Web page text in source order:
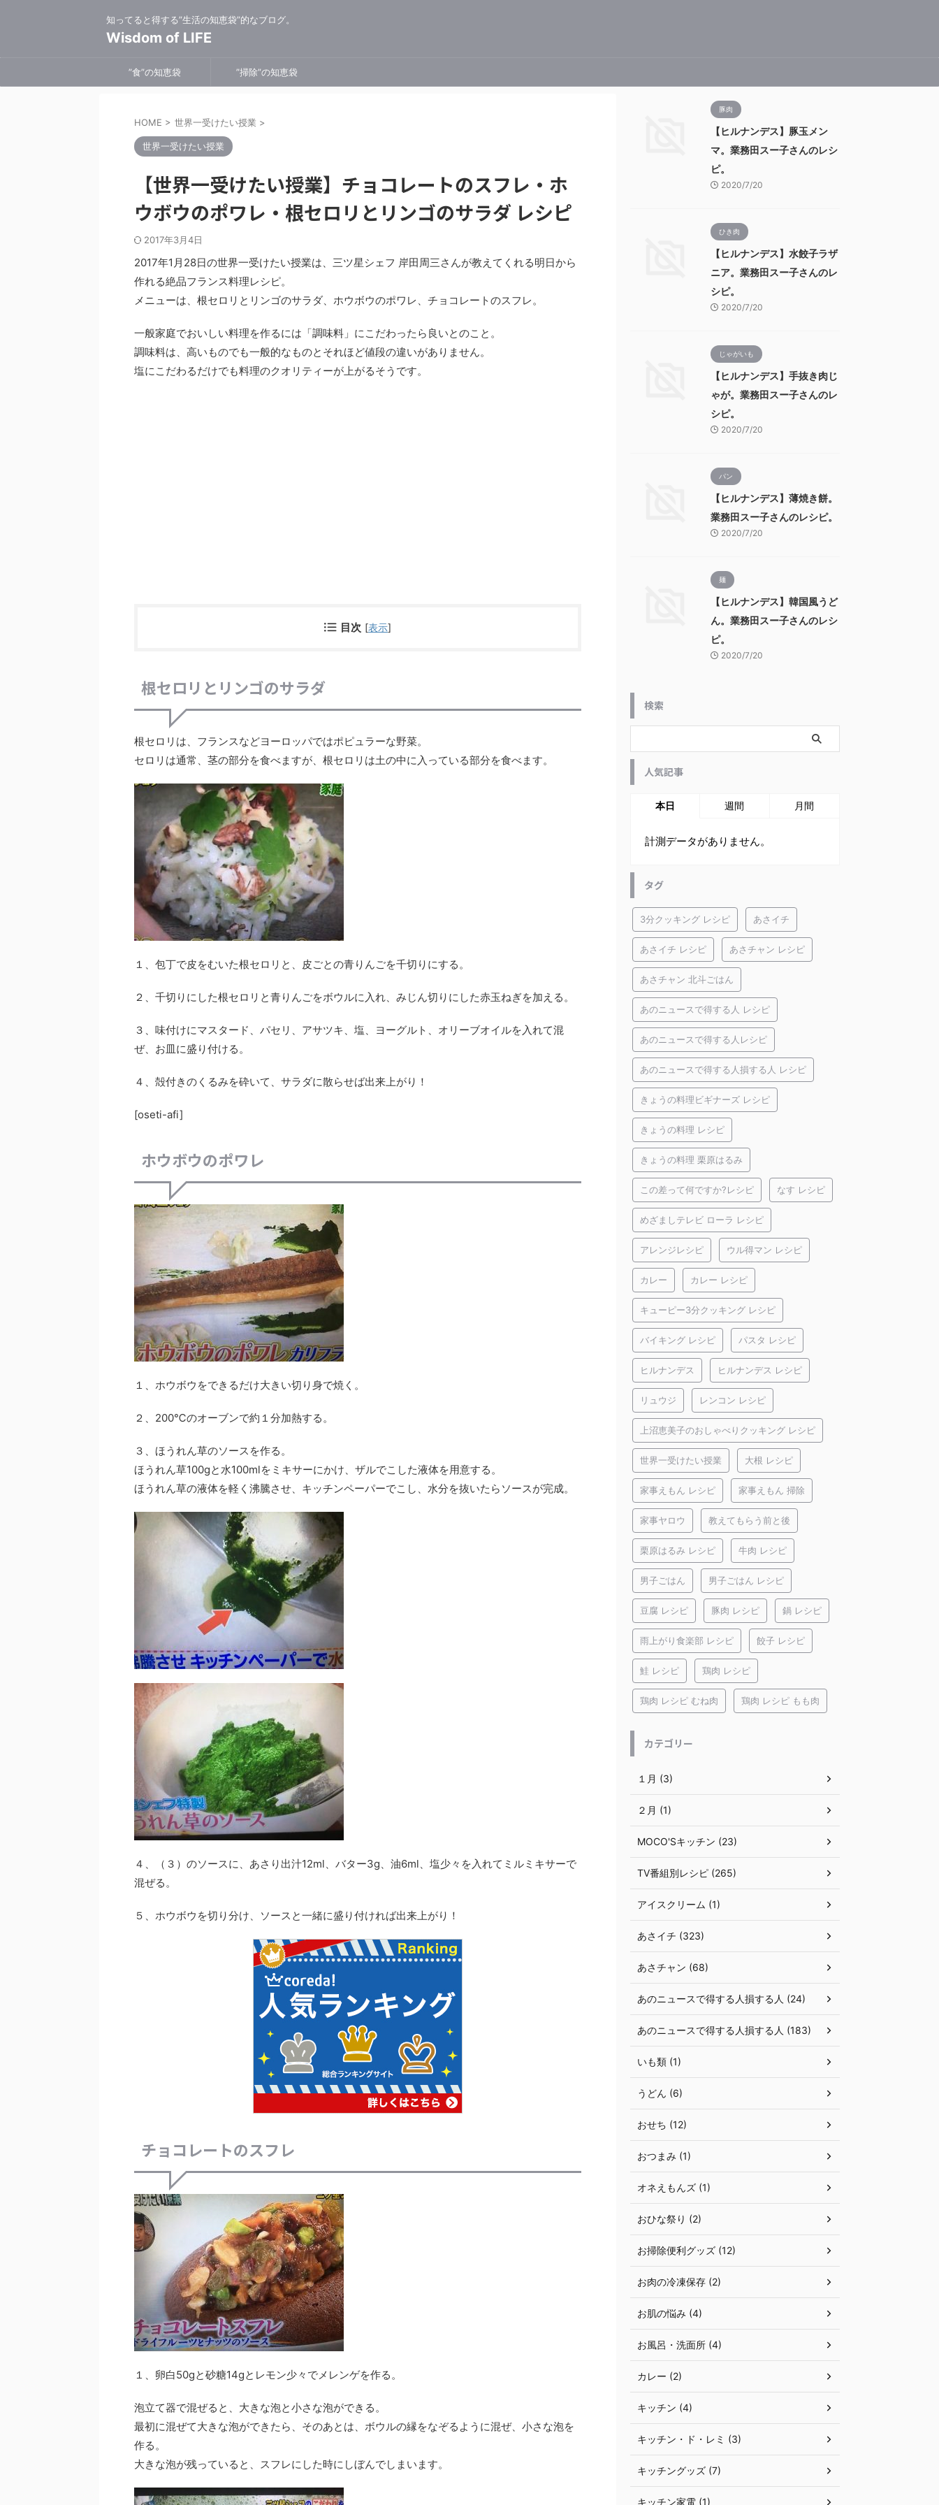
知ってると得する”生活の知恵袋”的なブログ。
Wisdom of LIFE
”食”の知恵袋 ”掃除”の知恵袋
HOME > 世界一受けたい授業 >
世界一受けたい授業
【世界一受けたい授業】チョコレートのスフレ・ホ
ウボウのポワレ・根セロリとリンゴのサラダ レシピ
2017年3月4日
2017年1月28日の世界一受けたい授業は、三ツ星シェフ 岸田周三さんが教えてくれる明日から
作れる絶品フランス料理レシピ。
メニューは、根セロリとリンゴのサラダ、ホウボウのポワレ、チョコレートのスフレ。
一般家庭でおいしい料理を作るには「調味料」にこだわったら良いとのこと。
調味料は、高いものでも一般的なものとそれほど値段の違いがありません。
塩にこだわるだけでも料理のクオリティーが上がるそうです。
目次 [表示]
根セロリとリンゴのサラダ
根セロリは、フランスなどヨーロッパではポピュラーな野菜。
セロリは通常、茎の部分を食べますが、根セロリは土の中に入っている部分を食べます。
１、包丁で皮をむいた根セロリと、皮ごとの青りんごを千切りにする。
２、千切りにした根セロリと青りんごをボウルに入れ、みじん切りにした赤玉ねぎを加える。
３、味付けにマスタード、パセリ、アサツキ、塩、ヨーグルト、オリーブオイルを入れて混
ぜ、お皿に盛り付ける。
４、殻付きのくるみを砕いて、サラダに散らせば出来上がり！
[oseti-afi]
ホウボウのポワレ
１、ホウボウをできるだけ大きい切り身で焼く。
２、200℃のオーブンで約１分加熱する。
３、ほうれん草のソースを作る。
ほうれん草100gと水100mlをミキサーにかけ、ザルでこした液体を用意する。
ほうれん草の液体を軽く沸騰させ、キッチンペーパーでこし、水分を抜いたらソースが完成。
４、（３）のソースに、あさり出汁12ml、バター3g、油6ml、塩少々を入れてミルミキサーで
混ぜる。
５、ホウボウを切り分け、ソースと一緒に盛り付ければ出来上がり！
チョコレートのスフレ
１、卵白50gと砂糖14gとレモン少々でメレンゲを作る。
泡立て器で混ぜると、大きな泡と小さな泡ができる。
最初に混ぜて大きな泡ができたら、そのあとは、ボウルの縁をなぞるように混ぜ、小さな泡を
作る。
大きな泡が残っていると、スフレにした時にしぼんでしまいます。
豚肉
【ヒルナンデス】豚玉メン
マ。業務田スー子さんのレシ
ピ。
2020/7/20
ひき肉
【ヒルナンデス】水餃子ラザ
ニア。業務田スー子さんのレ
シピ。
2020/7/20
じゃがいも
【ヒルナンデス】手抜き肉じ
ゃが。業務田スー子さんのレ
シピ。
2020/7/20
パン
【ヒルナンデス】薄焼き餅。
業務田スー子さんのレシピ。
2020/7/20
麺
【ヒルナンデス】韓国風うど
ん。業務田スー子さんのレシ
ピ。
2020/7/20
検索
人気記事
本日 週間 月間
計測データがありません。
タグ
3分クッキング レシピ あさイチ
あさイチ レシピ あさチャン レシピ
あさチャン 北斗ごはん
あのニュースで得する人 レシピ
あのニュースで得する人レシピ
あのニュースで得する人損する人 レシピ
きょうの料理ビギナーズ レシピ
きょうの料理 レシピ
きょうの料理 栗原はるみ
この差って何ですか?レシピ なす レシピ
めざましテレビ ローラ レシピ
アレンジレシピ ウル得マン レシピ
カレー カレー レシピ
キューピー3分クッキング レシピ
バイキング レシピ パスタ レシピ
ヒルナンデス ヒルナンデス レシピ
リュウジ レンコン レシピ
上沼恵美子のおしゃべりクッキング レシピ
世界一受けたい授業 大根 レシピ
家事えもん レシピ 家事えもん 掃除
家事ヤロウ 教えてもらう前と後
栗原はるみ レシピ 牛肉 レシピ
男子ごはん 男子ごはん レシピ
豆腐 レシピ 豚肉 レシピ 鍋 レシピ
雨上がり食楽部 レシピ 餃子 レシピ
鮭 レシピ 鶏肉 レシピ
鶏肉 レシピ むね肉 鶏肉 レシピ もも肉
カテゴリー
１月 (3)
２月 (1)
MOCO'Sキッチン (23)
TV番組別レシピ (265)
アイスクリーム (1)
あさイチ (323)
あさチャン (68)
あのニュースで得する人損する人 (24)
あのニュースで得する人損する人 (183)
いも類 (1)
うどん (6)
おせち (12)
おつまみ (1)
オネえもんズ (1)
おひな祭り (2)
お掃除便利グッズ (12)
お肉の冷凍保存 (2)
お肌の悩み (4)
お風呂・洗面所 (4)
カレー (2)
キッチン (4)
キッチン・ド・レミ (3)
キッチングッズ (7)
キッチン家電 (1)